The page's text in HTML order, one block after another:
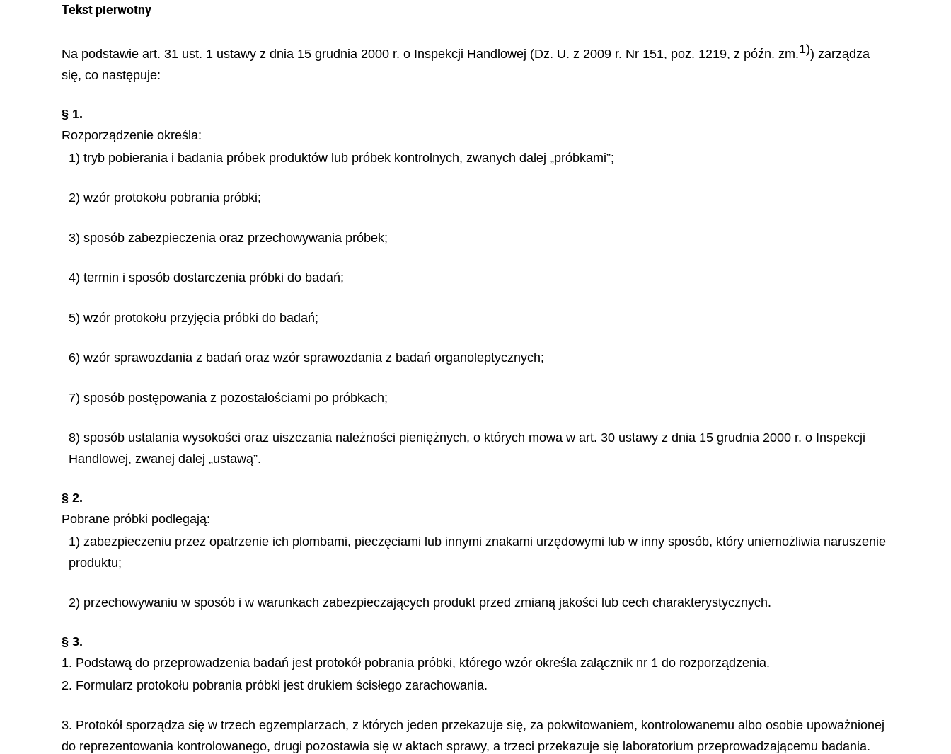
Tekst pierwotny
Na podstawie art. 31 ust. 1 ustawy z dnia 15 grudnia 2000 r. o Inspekcji Handlowej (Dz. U. z 2009 r. Nr 151, poz. 1219, z późn. zm.1)) zarządza
się, co następuje:
§ 1.
Rozporządzenie określa:
1) tryb pobierania i badania próbek produktów lub próbek kontrolnych, zwanych dalej „próbkami”;
2) wzór protokołu pobrania próbki;
3) sposób zabezpieczenia oraz przechowywania próbek;
4) termin i sposób dostarczenia próbki do badań;
5) wzór protokołu przyjęcia próbki do badań;
6) wzór sprawozdania z badań oraz wzór sprawozdania z badań organoleptycznych;
7) sposób postępowania z pozostałościami po próbkach;
8) sposób ustalania wysokości oraz uiszczania należności pieniężnych, o których mowa w art. 30 ustawy z dnia 15 grudnia 2000 r. o Inspekcji
Handlowej, zwanej dalej „ustawą”.
§ 2.
Pobrane próbki podlegają:
1) zabezpieczeniu przez opatrzenie ich plombami, pieczęciami lub innymi znakami urzędowymi lub w inny sposób, który uniemożliwia naruszenie
produktu;
2) przechowywaniu w sposób i w warunkach zabezpieczających produkt przed zmianą jakości lub cech charakterystycznych.
§ 3.
1. Podstawą do przeprowadzenia badań jest protokół pobrania próbki, którego wzór określa załącznik nr 1 do rozporządzenia.
2. Formularz protokołu pobrania próbki jest drukiem ścisłego zarachowania.
3. Protokół sporządza się w trzech egzemplarzach, z których jeden przekazuje się, za pokwitowaniem, kontrolowanemu albo osobie upoważnionej
do reprezentowania kontrolowanego, drugi pozostawia się w aktach sprawy, a trzeci przekazuje się laboratorium przeprowadzającemu badania.